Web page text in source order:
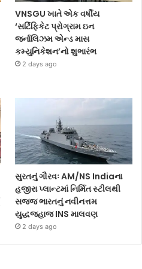
VNSGU ખાતે એક વર્ષીય
‘સર્ટિફિકેટ પ્રોગ્રામ ઇન
જર્નાલિઝમ એન્ડ માસ
કમ્યુનિકેશન’નો શુભારંભ
2 days ago
સુરતનું ગૌરવઃ AM/NS Indiaના
હજીરા પ્લાન્ટમાં નિર્મિત સ્ટીલથી
સજ્જ ભારતનું નવીનત્તમ
યુદ્ધજહાજ INS માલવણ
2 days ago